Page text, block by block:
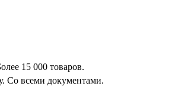
15 000 товаров.
Со всеми документами.